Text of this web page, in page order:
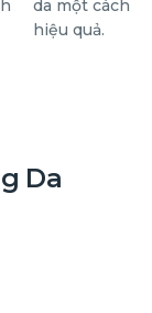
Da